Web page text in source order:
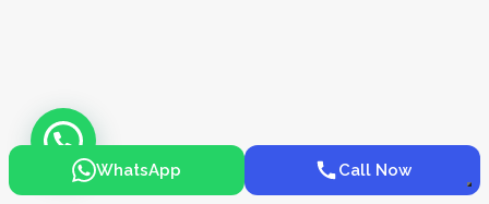
WhatsApp Call Now